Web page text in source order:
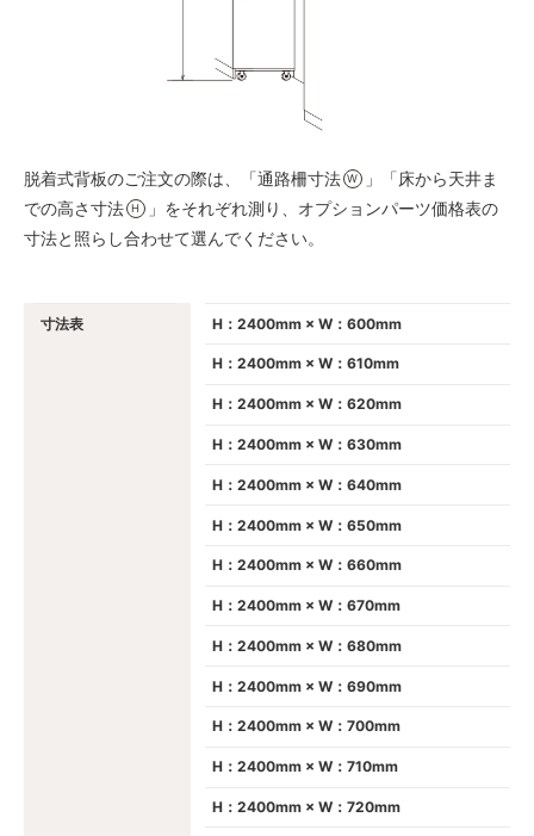
脱着式背板のご注文の際は、「通路柵寸法 W
」「床から天井ま
での高さ寸法 H
」をそれぞれ測り、オプションパーツ価格表の
寸法と照らし合わせて選んでください。
寸法表 H：2400mm × W：600mm
H：2400mm × W：610mm
H：2400mm × W：620mm
H：2400mm × W：630mm
H：2400mm × W：640mm
H：2400mm × W：650mm
H：2400mm × W：660mm
H：2400mm × W：670mm
H：2400mm × W：680mm
H：2400mm × W：690mm
H：2400mm × W：700mm
H：2400mm × W：710mm
H：2400mm × W：720mm